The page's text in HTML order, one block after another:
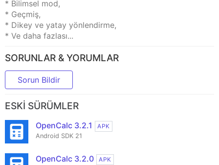
* Bilimsel mod,
* Geçmiş,
* Dikey ve yatay yönlendirme,
* Ve daha fazlası...
SORUNLAR & YORUMLAR
Sorun Bildir
ESKI SÜRÜMLER
OpenCalc 3.2.1
APK
Android SDK 21
OpenCalc 3.2.0
APK